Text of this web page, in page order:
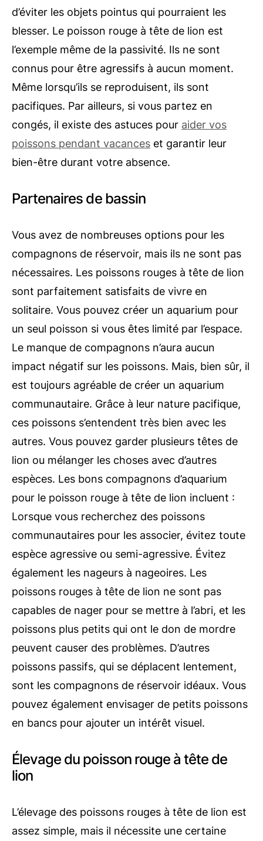
d’éviter les objets pointus qui pourraient les
blesser. Le poisson rouge à tête de lion est
l’exemple même de la passivité. Ils ne sont
connus pour être agressifs à aucun moment.
Même lorsqu’ils se reproduisent, ils sont
pacifiques. Par ailleurs, si vous partez en
congés, il existe des astuces pour aider vos
poissons pendant vacances et garantir leur
bien-être durant votre absence.
Partenaires de bassin
Vous avez de nombreuses options pour les
compagnons de réservoir, mais ils ne sont pas
nécessaires. Les poissons rouges à tête de lion
sont parfaitement satisfaits de vivre en
solitaire. Vous pouvez créer un aquarium pour
un seul poisson si vous êtes limité par l’espace.
Le manque de compagnons n’aura aucun
impact négatif sur les poissons. Mais, bien sûr, il
est toujours agréable de créer un aquarium
communautaire. Grâce à leur nature pacifique,
ces poissons s’entendent très bien avec les
autres. Vous pouvez garder plusieurs têtes de
lion ou mélanger les choses avec d’autres
espèces. Les bons compagnons d’aquarium
pour le poisson rouge à tête de lion incluent :
Lorsque vous recherchez des poissons
communautaires pour les associer, évitez toute
espèce agressive ou semi-agressive. Évitez
également les nageurs à nageoires. Les
poissons rouges à tête de lion ne sont pas
capables de nager pour se mettre à l’abri, et les
poissons plus petits qui ont le don de mordre
peuvent causer des problèmes. D’autres
poissons passifs, qui se déplacent lentement,
sont les compagnons de réservoir idéaux. Vous
pouvez également envisager de petits poissons
en bancs pour ajouter un intérêt visuel.
Élevage du poisson rouge à tête de
lion
L’élevage des poissons rouges à tête de lion est
assez simple, mais il nécessite une certaine